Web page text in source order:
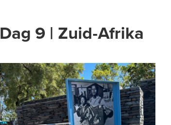
Dag 9 | Zuid-Afrika